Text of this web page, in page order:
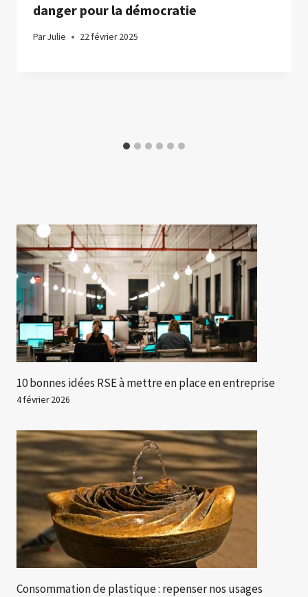
danger pour la démocratie
ParJulie 22 février 2025
10 bonnes idées RSE à mettre en place en entreprise
4 février 2026
Consommation de plastique : repenser nos usages